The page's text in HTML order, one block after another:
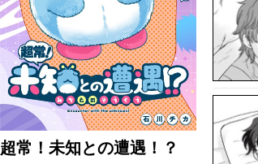
超常！未知との遭遇！？